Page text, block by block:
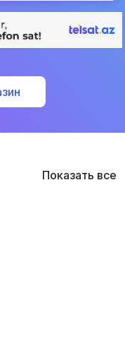
Показать все